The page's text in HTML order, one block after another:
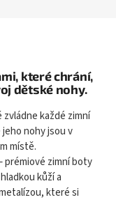
které chrání,
dětské nohy.
každé zimní
nohy jsou v
místě.
prémiové zimní boty
kůží a
které si